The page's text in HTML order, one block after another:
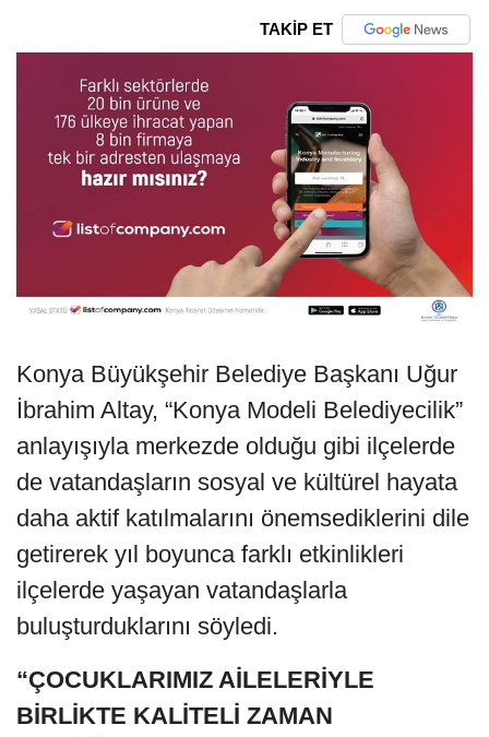
TAKİP ET
Konya Büyükşehir Belediye Başkanı Uğur
İbrahim Altay, “Konya Modeli Belediyecilik”
anlayışıyla merkezde olduğu gibi ilçelerde
de vatandaşların sosyal ve kültürel hayata
daha aktif katılmalarını önemsediklerini dile
getirerek yıl boyunca farklı etkinlikleri
ilçelerde yaşayan vatandaşlarla
buluşturduklarını söyledi.
“ÇOCUKLARIMIZ AİLELERİYLE
BİRLİKTE KALİTELİ ZAMAN